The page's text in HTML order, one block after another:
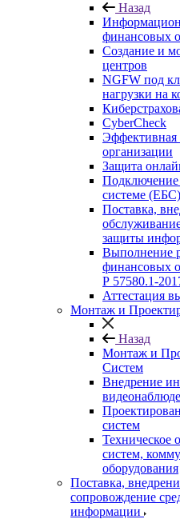
Назад
финансовых
Создание и
центров
NGFW под
нагрузки на
CyberCheck
Эффективная
организации
Защита
Подключение
системе (ЕБС)
Поставка,
защиты
Выполнение
финансовых
Р 57580.1-
Аттестация
Монтаж и
Назад
Монтаж и
Систем
Внедрение
систем
Техническое
систем,
оборудования
Поставка,
сопровождение
информации